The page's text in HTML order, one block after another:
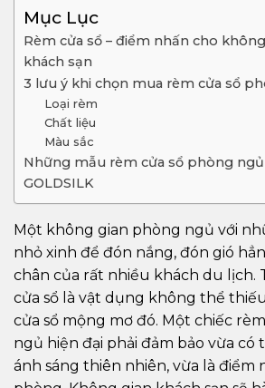
Mục Lục
Rèm cửa sổ – điểm nhấn cho
khách sạn
3 lưu ý khi chọn mua rèm cửa sổ
Loại rèm
Chất liệu
Màu sắc
Những mẫu rèm cửa sổ phòng
GOLDSILK
Một không gian phòng ngủ với
nhỏ xinh để đón nắng, đón gió
chân của rất nhiều khách du lịch.
cửa sổ là vật dụng không thể
cửa sổ mộng mơ đó. Một chiếc
ngủ hiện đại phải đảm bảo vừa
ánh sáng thiên nhiên, vừa là điểm